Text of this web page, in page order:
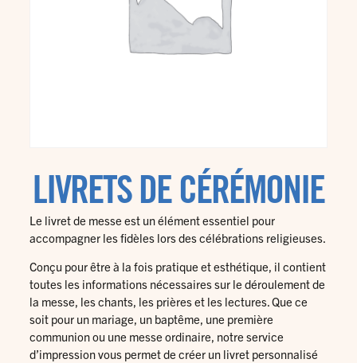
LIVRETS DE CÉRÉMONIE
Le livret de messe est un élément essentiel pour
accompagner les fidèles lors des célébrations religieuses.
Conçu pour être à la fois pratique et esthétique, il contient
toutes les informations nécessaires sur le déroulement de
la messe, les chants, les prières et les lectures. Que ce
soit pour un mariage, un baptême, une première
communion ou une messe ordinaire, notre service
d’impression vous permet de créer un livret personnalisé